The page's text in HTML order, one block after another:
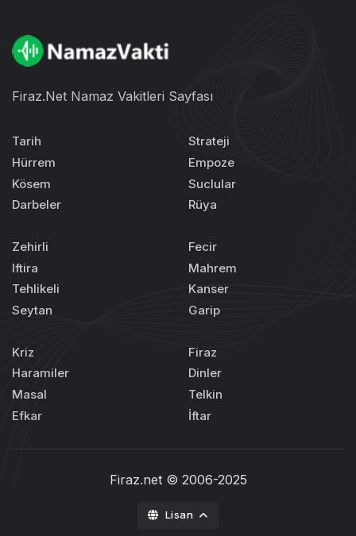
Firaz.Net Namaz Vakitleri Sayfası
Tarih
Hürrem
Kösem
Darbeler
Strateji
Empoze
Suclular
Rüya
Zehirli
Iftira
Tehlikeli
Seytan
Fecir
Mahrem
Kanser
Garip
Kriz
Haramiler
Masal
Efkar
Firaz
Dinler
Telkin
İftar
Firaz.net© 2006-2025
Lisan